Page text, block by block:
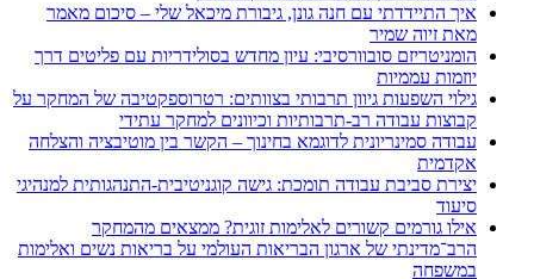
איך התיידדתי עם חנה גונן, גיבורת מיכאל שלי – סיכום מאמר
מאת זיוה שמיר
הומניטריזם סובוורסיבי: עיון מחדש בסולידריות עם פליטים דרך
יוזמות עממיות
גילוי השפעות גיוון תרבותי בצוותים: רטרוספקטיבה של המחקר על
קבוצות עבודה רב-תרבותיות וכיוונים למחקר עתידי
עבודה סמינריונית לדוגמא בחינוך – הקשר בין מוטיבציה והצלחה
אקדמית
יצירת סביבת עבודה תומכת: גישה קוגניטיבית-התנהגותית למנהיגי
סיעוד
אילו גורמים קשורים לאלימות זוגית? ממצאים מהמחקר
הרב־מדינתי של ארגון הבריאות העולמי על בריאות נשים ואלימות
במשפחה